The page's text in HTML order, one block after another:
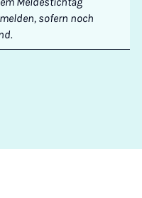
sofern noch